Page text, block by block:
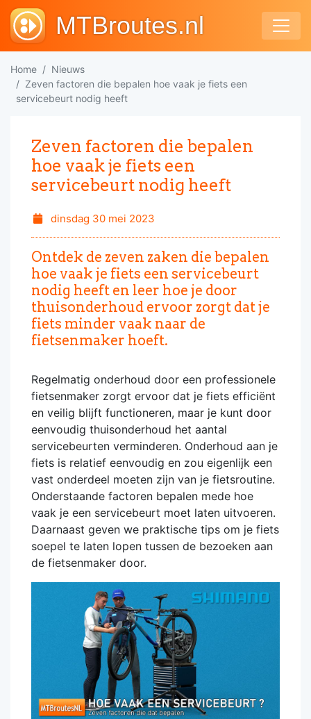
MTBroutes.nl
Home
Nieuws
Zeven factoren die bepalen hoe vaak je fiets een
servicebeurt nodig heeft
Zeven factoren die bepalen
hoe vaak je fiets een
servicebeurt nodig heeft
dinsdag 30 mei 2023
Ontdek de zeven zaken die bepalen
hoe vaak je fiets een servicebeurt
nodig heeft en leer hoe je door
thuisonderhoud ervoor zorgt dat je
fiets minder vaak naar de
fietsenmaker hoeft.
Regelmatig onderhoud door een professionele
fietsenmaker zorgt ervoor dat je fiets efficiënt
en veilig blijft functioneren, maar je kunt door
eenvoudig thuisonderhoud het aantal
servicebeurten verminderen. Onderhoud aan je
fiets is relatief eenvoudig en zou eigenlijk een
vast onderdeel moeten zijn van je fietsroutine.
Onderstaande factoren bepalen mede hoe
vaak je een servicebeurt moet laten uitvoeren.
Daarnaast geven we praktische tips om je fiets
soepel te laten lopen tussen de bezoeken aan
de fietsenmaker door.